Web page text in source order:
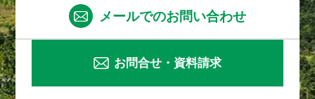
メールでのお問い合わせ
お問合せ・資料請求